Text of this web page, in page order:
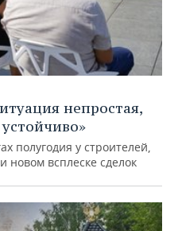
непростая,
полугодия у строителей,
новом всплеске сделок